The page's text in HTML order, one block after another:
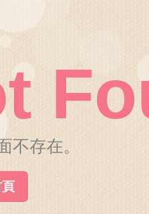
不存在。
頁